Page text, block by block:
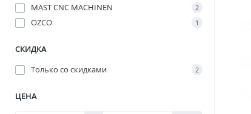
MAST CNC MACHINEN 2
OZCO 1
СКИДКА
Только со cкидками
2
ЦЕНА